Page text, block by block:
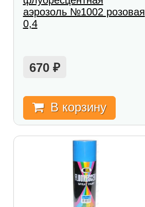
аэрозоль №1002 розовая
0,4
670 ₽
В корзину